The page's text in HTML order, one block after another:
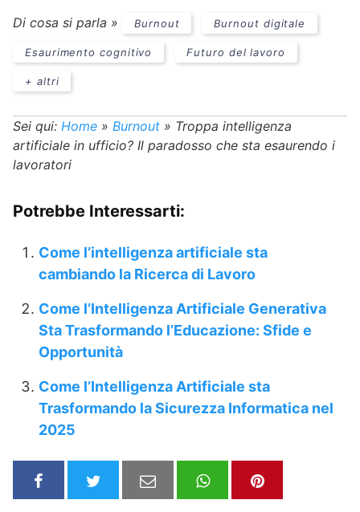
Di cosa si parla » Burnout Burnout digitale
Esaurimento cognitivo Futuro del lavoro
+ altri
Sei qui: Home » Burnout » Troppa intelligenza
artificiale in ufficio? Il paradosso che sta esaurendo i
lavoratori
Potrebbe Interessarti:
Come l’intelligenza artificiale sta
cambiando la Ricerca di Lavoro
Come l’Intelligenza Artificiale Generativa
Sta Trasformando l’Educazione: Sfide e
Opportunità
Come l’Intelligenza Artificiale sta
Trasformando la Sicurezza Informatica nel
2025